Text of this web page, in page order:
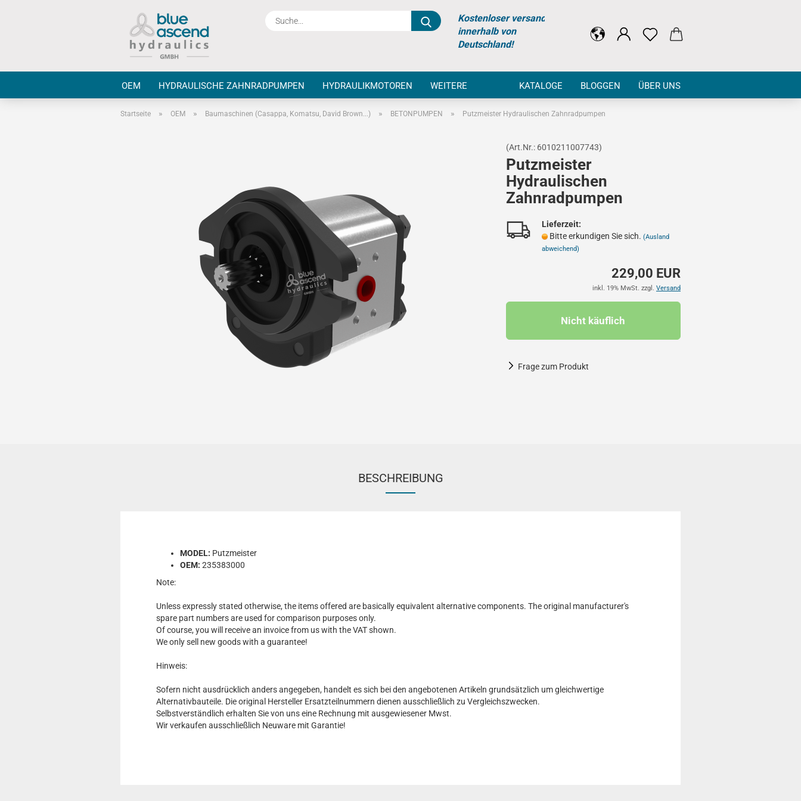
Suche...Kostenloser versand
innerhalb von
Deutschland!
OEM HYDRAULISCHE ZAHNRADPUMPEN HYDRAULIKMOTOREN KATALOGE BLOGGEN ÜBER UNS
WEITERE
Startseite » OEM » Baumaschinen (Casappa, Komatsu, David Brown...) » BETONPUMPEN » Putzmeister Hydraulischen Zahnradpumpen
(Art.Nr.: 6010211007743)
Putzmeister
Hydraulischen
Zahnradpumpen
Lieferzeit:
Bitte erkundigen Sie sich. (Ausland
abweichend)
229,00 EUR
inkl. 19% MwSt. zzgl. Versand
Frage zum Produkt
BESCHREIBUNG
MODEL: Putzmeister
OEM: 235383000
Note:
Unless expressly stated otherwise, the items offered are basically equivalent alternative components. The original manufacturer's
spare part numbers are used for comparison purposes only.
Of course, you will receive an invoice from us with the VAT shown.
We only sell new goods with a guarantee!
Hinweis:
Sofern nicht ausdrücklich anders angegeben, handelt es sich bei den angebotenen Artikeln grundsätzlich um gleichwertige
Alternativbauteile. Die original Hersteller Ersatzteilnummern dienen ausschließlich zu Vergleichszwecken.
Selbstverständlich erhalten Sie von uns eine Rechnung mit ausgewiesener Mwst.
Wir verkaufen ausschließlich Neuware mit Garantie!